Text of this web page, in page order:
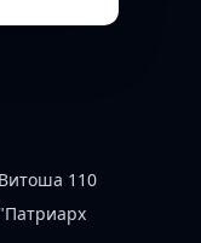
110